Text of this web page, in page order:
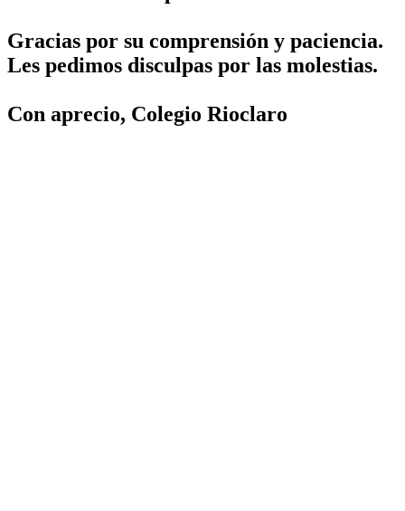
Gracias por su comprensión y paciencia.
Les pedimos disculpas por las molestias.
Con aprecio, Colegio Rioclaro